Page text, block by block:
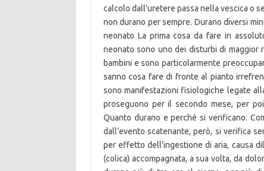
calcolo dall’uretere passa nella vescica o
non durano per sempre. Durano diversi
neonato La prima cosa da fare in
neonato sono uno dei disturbi di maggior
bambini e sono particolarmente
sanno cosa fare di fronte al pianto
sono manifestazioni fisiologiche legate
proseguono per il secondo mese, per
Quanto durano e perché si verificano.
dall’evento scatenante, però, si verifica
per effetto dell’ingestione di aria, causa
(colica) accompagnata, a sua volta, da